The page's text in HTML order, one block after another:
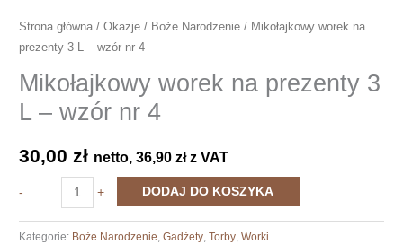
Strona główna /Okazje / Boże Narodzenie / Mikołajkowy worek na
prezenty 3 L – wzór nr 4
Mikołajkowy worek na prezenty 3
L – wzór nr 4
30,00zł netto,36,90złz VAT
-
Mikołajkowy
worek
+ DODAJ DO KOSZYKA
Kategorie: Boże Narodzenie ,Gadżety ,Torby ,Worki